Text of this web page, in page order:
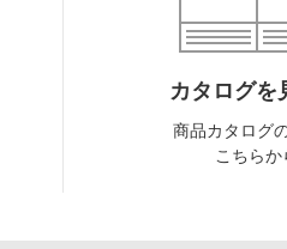
カタログを
商品カタログ
こちらか